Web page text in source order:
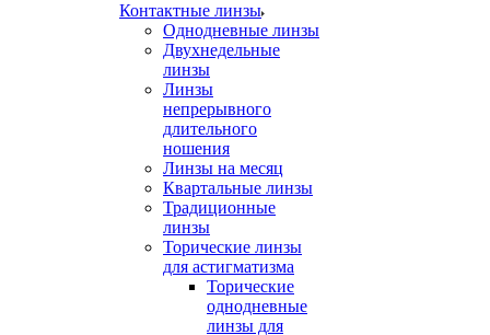
Контактные линзы
Однодневные линзы
Двухнедельные
линзы
Линзы
непрерывного
длительного
ношения
Линзы на месяц
Квартальные линзы
Традиционные
линзы
Торические линзы
для астигматизма
Торические
однодневные
линзы для